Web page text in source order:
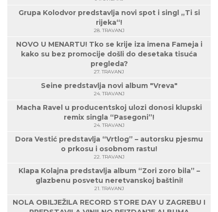
Grupa Kolodvor predstavlja novi spot i singl „Ti si
rijeka“!
28. TRAVANJ
NOVO U MENARTU! Tko se krije iza imena Fameja i
kako su bez promocije došli do desetaka tisuća
pregleda?
27. TRAVANJ
Seine predstavlja novi album "Vreva"
24. TRAVANJ
Macha Ravel u producentskoj ulozi donosi klupski
remix singla “Pasegoni”!
24. TRAVANJ
Dora Vestić predstavlja “Vrtlog” – autorsku pjesmu
o prkosu i osobnom rastu!
22. TRAVANJ
Klapa Kolajna predstavlja album “Zori zoro bila” –
glazbenu posvetu neretvanskoj baštini!
21. TRAVANJ
NOLA OBILJEŽILA RECORD STORE DAY U ZAGREBU I